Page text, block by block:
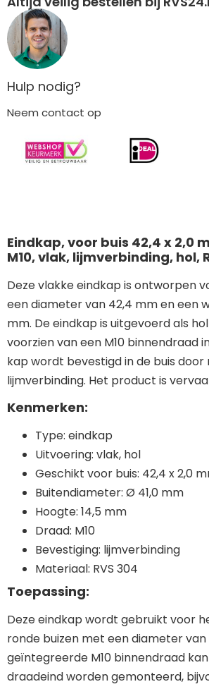
Hulp nodig?
Neem contact op
Eindkap, voor buis 42,4 x 2,0
M10, vlak, lijmverbinding, hol,
Deze vlakke eindkap is ontworpen
een diameter van 42,4 mm en een
mm. De eindkap is uitgevoerd als
voorzien van een M10 binnendraad
kap wordt bevestigd in de buis door
lijmverbinding. Het product is
Kenmerken:
Type: eindkap
Uitvoering: vlak, hol
Geschikt voor buis: 42,4 x 2,0
Buitendiameter: Ø 41,0 mm
Hoogte: 14,5 mm
Draad: M10
Bevestiging: lijmverbinding
Materiaal: RVS 304
Toepassing:
Deze eindkap wordt gebruikt voor
ronde buizen met een diameter
geïntegreerde M10 binnendraad
draadeind worden gemonteerd,